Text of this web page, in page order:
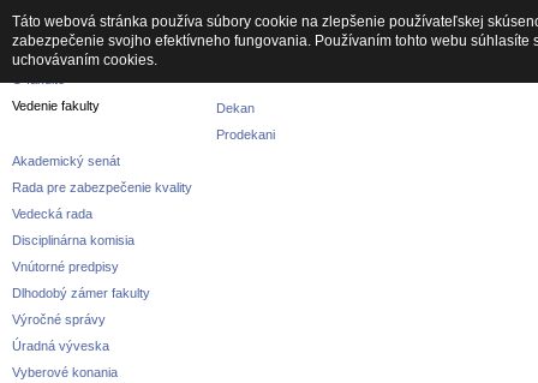
Fakulta
Vedenie fakulty
Dekan
Prodekani
Akademický senát
Rada pre zabezpečenie kvality
Vedecká rada
Disciplinárna komisia
Vnútorné predpisy
Dlhodobý zámer fakulty
Výročné správy
Úradná výveska
Vyberové konania
Táto webová stránka používa súbory cookie na zlepšenie používateľskej
zabezpečenie svojho efektívneho fungovania. Používaním tohto webu súhlasíte
uchovávaním cookies.